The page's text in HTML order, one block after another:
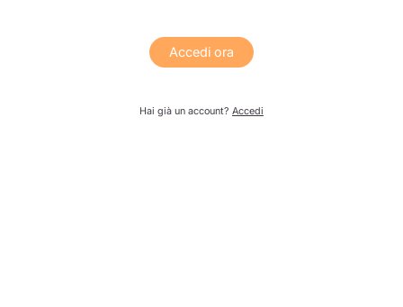
Accedi ora
Hai già un account? Accedi